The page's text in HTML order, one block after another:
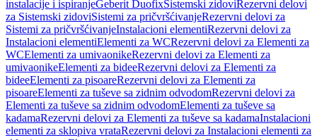
instalacije i ispiranjeGeberit DuofixSistemski zidoviRezervni delovi
za Sistemski zidoviSistemi za pričvršćivanjeRezervni delovi za
Sistemi za pričvršćivanjeInstalacioni elementiRezervni delovi za
Instalacioni elementiElementi za WCRezervni delovi za Elementi za
WCElementi za umivaonikeRezervni delovi za Elementi za
umivaonikeElementi za bideeRezervni delovi za Elementi za
bideeElementi za pisoareRezervni delovi za Elementi za
pisoareElementi za tuševe sa zidnim odvodomRezervni delovi za
Elementi za tuševe sa zidnim odvodomElementi za tuševe sa
kadamaRezervni delovi za Elementi za tuševe sa kadamaInstalacioni
elementi za sklopiva vrataRezervni delovi za Instalacioni elementi za